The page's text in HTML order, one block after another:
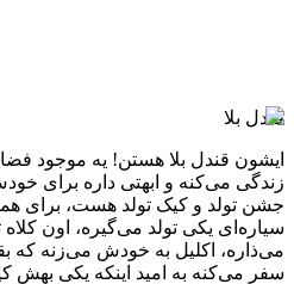
قندل بلا
ایشون قندل بلا هستن! یه موجود
زندگی می‌کنه و ابهتی داره برای
جشن تولد و کیک تولد هست، برای
سیاره‌ای یکی تولد می‌گیره، اون
می‌ذاره، اکلیل به خودش می‌زنه که
سفر می‌کنه به امید اینکه یکی بهش